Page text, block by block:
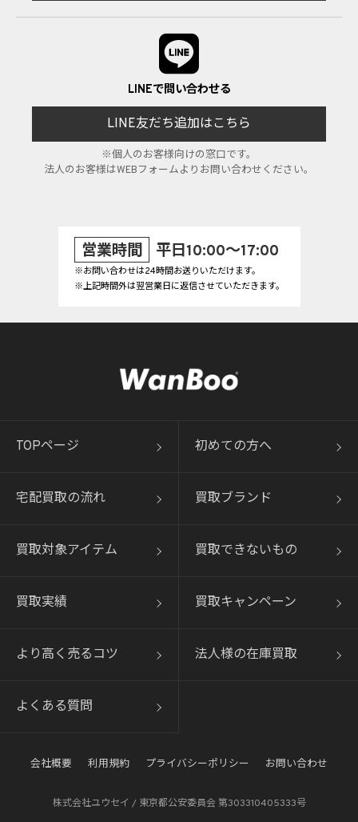
LINEで問い合わせる
LINE友だち追加はこちら
※個人のお客様向けの窓口です。
法人のお客様はWEBフォームよりお問い合わせください。
営業時間 平日10:00～17:00
※お問い合わせは24時間お送りいただけます。
※上記時間外は翌営業日に返信させていただきます。
TOPページ 初めての方へ
宅配買取の流れ 買取ブランド
買取対象アイテム 買取できないもの
買取実績 買取キャンペーン
より高く売るコツ 法人様の在庫買取
よくある質問
会社概要 利用規約 プライバシーポリシー お問い合わせ
株式会社ユウセイ / 東京都公安委員会 第303310405333号